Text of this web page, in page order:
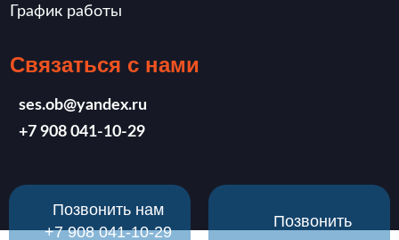
Позвонить нам
‪+7 908 041-10-29
Позвонить
График работы
Связаться с нами
ses.ob@yandex.ru
‪+7 908 041-10-29